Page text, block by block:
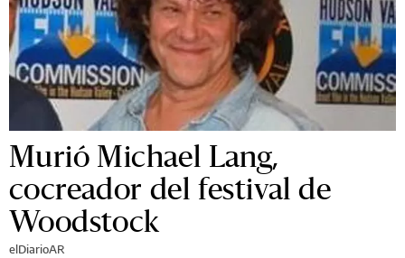
Murió Michael Lang,
cocreador del festival de
Woodstock
elDiarioAR